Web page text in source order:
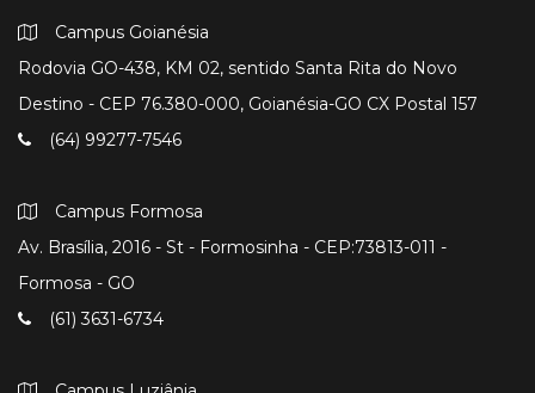
Campus Goianésia
Rodovia GO-438, KM 02, sentido Santa Rita do Novo
Destino - CEP 76.380-000, Goianésia-GO CX Postal 157
(64) 99277-7546
Campus Formosa
Av. Brasília, 2016 - St - Formosinha - CEP:73813-011 -
Formosa - GO
(61) 3631-6734